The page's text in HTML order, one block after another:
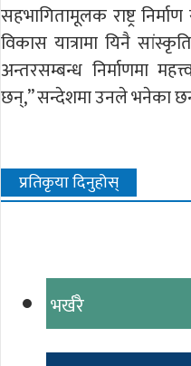
सहभागितामूलक राष्ट्र
विकास यात्रामा यिनै
अन्तरसम्बन्ध निर्माणमा
छन्,” सन्देशमा उनले भनेका
प्रतिकृया दिनुहोस्
भर्खरै